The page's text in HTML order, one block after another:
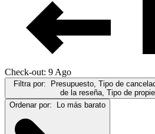
Check-out: 9 Ago
Filtra por:
Presupuesto, Tipo de
de la reseña, Tipo de
Ordenar por:
Lo más barato